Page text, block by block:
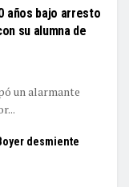
años bajo arresto
su alumna de
un alarmante
desmiente